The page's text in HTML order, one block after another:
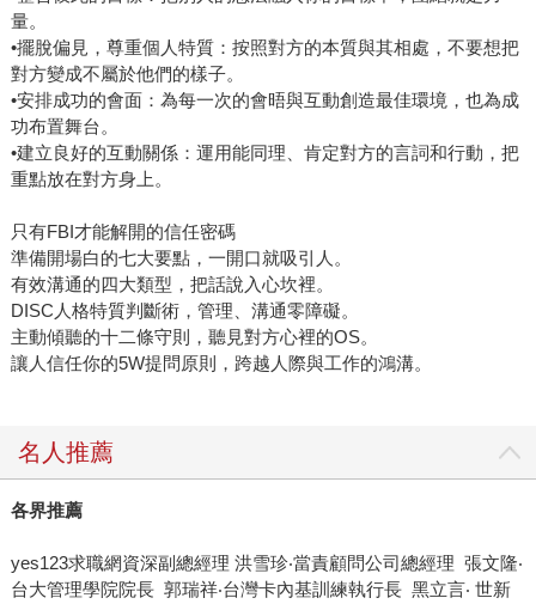
量。
•擺脫偏見，尊重個人特質：按照對方的本質與其相處，不要想把
對方變成不屬於他們的樣子。
•安排成功的會面：為每一次的會晤與互動創造最佳環境，也為成
功布置舞台。
•建立良好的互動關係：運用能同理、肯定對方的言詞和行動，把
重點放在對方身上。
只有FBI才能解開的信任密碼
準備開場白的七大要點，一開口就吸引人。
有效溝通的四大類型，把話說入心坎裡。
DISC人格特質判斷術，管理、溝通零障礙。
主動傾聽的十二條守則，聽見對方心裡的OS。
讓人信任你的5W提問原則，跨越人際與工作的鴻溝。
名人推薦
各界推薦
yes123求職網資深副總經理 洪雪珍‧當責顧問公司總經理 張文隆‧
台大管理學院院長 郭瑞祥‧台灣卡內基訓練執行長 黑立言‧ 世新